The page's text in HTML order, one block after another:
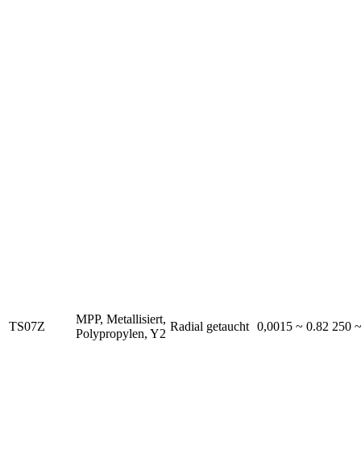
TS07Z
MPP, Metallisiert,
Polypropylen, Y2
Radial getaucht 0,0015 ~ 0.82 250